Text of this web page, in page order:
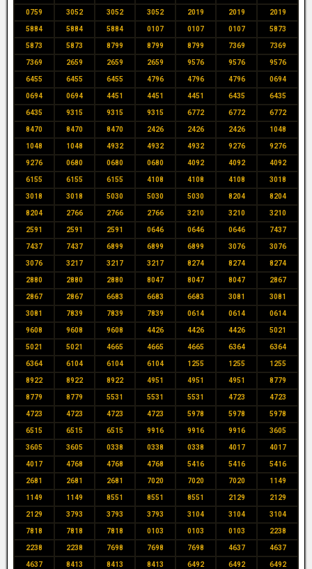
0759 3052 3052 3052 2019 2019 2019
5884 5884 5884 0107 0107 0107 5873
5873 5873 8799 8799 8799 7369 7369
7369 2659 2659 2659 9576 9576 9576
6455 6455 6455 4796 4796 4796 0694
0694 0694 4451 4451 4451 6435 6435
6435 9315 9315 9315 6772 6772 6772
8470 8470 8470 2426 2426 2426 1048
1048 1048 4932 4932 4932 9276 9276
9276 0680 0680 0680 4092 4092 4092
6155 6155 6155 4108 4108 4108 3018
3018 3018 5030 5030 5030 8204 8204
8204 2766 2766 2766 3210 3210 3210
2591 2591 2591 0646 0646 0646 7437
7437 7437 6899 6899 6899 3076 3076
3076 3217 3217 3217 8274 8274 8274
2880 2880 2880 8047 8047 8047 2867
2867 2867 6683 6683 6683 3081 3081
3081 7839 7839 7839 0614 0614 0614
9608 9608 9608 4426 4426 4426 5021
5021 5021 4665 4665 4665 6364 6364
6364 6104 6104 6104 1255 1255 1255
8922 8922 8922 4951 4951 4951 8779
8779 8779 5531 5531 5531 4723 4723
4723 4723 4723 4723 5978 5978 5978
6515 6515 6515 9916 9916 9916 3605
3605 3605 0338 0338 0338 4017 4017
4017 4768 4768 4768 5416 5416 5416
2681 2681 2681 7020 7020 7020 1149
1149 1149 8551 8551 8551 2129 2129
2129 3793 3793 3793 3104 3104 3104
7818 7818 7818 0103 0103 0103 2238
2238 2238 7698 7698 7698 4637 4637
4637 8413 8413 8413 6492 6492 6492